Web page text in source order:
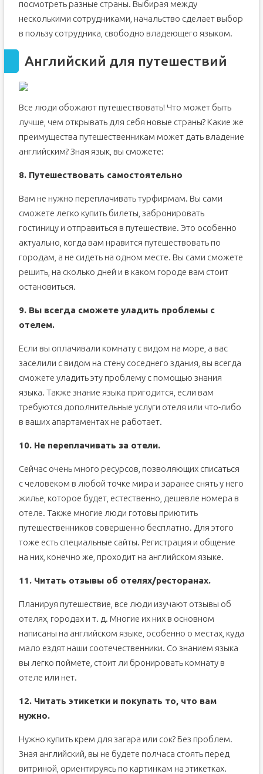
посмотреть разные страны. Выбирая между
несколькими сотрудниками, начальство сделает выбор
в пользу сотрудника, свободно владеющего языком.
Английский для путешествий
Все люди обожают путешествовать! Что может быть
лучше, чем открывать для себя новые страны? Какие же
преимущества путешественникам может дать владение
английским? Зная язык, вы сможете:
8. Путешествовать самостоятельно
Вам не нужно переплачивать турфирмам. Вы сами
сможете легко купить билеты, забронировать
гостиницу и отправиться в путешествие. Это особенно
актуально, когда вам нравится путешествовать по
городам, а не сидеть на одном месте. Вы сами сможете
решить, на сколько дней и в каком городе вам стоит
остановиться.
9. Вы всегда сможете уладить проблемы с
отелем.
Если вы оплачивали комнату с видом на море, а вас
заселили с видом на стену соседнего здания, вы всегда
сможете уладить эту проблему с помощью знания
языка. Также знание языка пригодится, если вам
требуются дополнительные услуги отеля или что-либо
в ваших апартаментах не работает.
10. Не переплачивать за отели.
Сейчас очень много ресурсов, позволяющих списаться
с человеком в любой точке мира и заранее снять у него
жилье, которое будет, естественно, дешевле номера в
отеле. Также многие люди готовы приютить
путешественников совершенно бесплатно. Для этого
тоже есть специальные сайты. Регистрация и общение
на них, конечно же, проходит на английском языке.
11. Читать отзывы об отелях/ресторанах.
Планируя путешествие, все люди изучают отзывы об
отелях, городах и т. д. Многие их них в основном
написаны на английском языке, особенно о местах, куда
мало ездят наши соотечественники. Со знанием языка
вы легко поймете, стоит ли бронировать комнату в
отеле или нет.
12. Читать этикетки и покупать то, что вам
нужно.
Нужно купить крем для загара или сок? Без проблем.
Зная английский, вы не будете полчаса стоять перед
витриной, ориентируясь по картинкам на этикетках.